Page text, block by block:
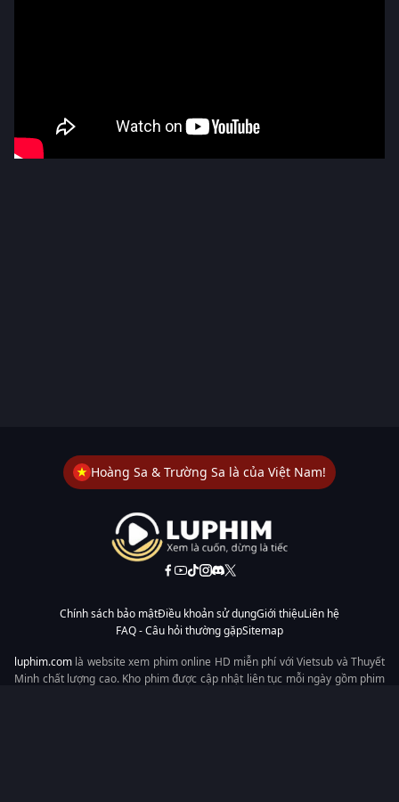
Hoàng Sa & Trường Sa là của Việt Nam!
Chính sách bảo mậtĐiều khoản sử dụngGiới thiệuLiên hệ
FAQ - Câu hỏi thường gặpSitemap
luphim.com là website xem phim online HD miễn phí với Vietsub và Thuyết
Minh chất lượng cao. Kho phim được cập nhật liên tục mỗi ngày gồm phim